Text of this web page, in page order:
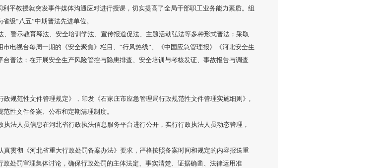
平教授就突发事件媒体沟通应对进行授课，切实提高了全局干部职工业务能力素质。组
级“八五”中期普法先进单位。
警示教育释法、安全培训学法、宣传报道促法、主题活动弘法等多种形式普法；采取
电视台每周一期的《安全聚焦》栏目、“行风热线”、《中国应急管理报》《河北安全生
普法；在开展安全生产风险管控与隐患排查、安全培训与考核发证、事故报告与调查
规范性文件管理规定》，印发《石家庄市应急管理局行政规范性文件管理实施细则》,
性文件备案、公布和定期清理制度。
法人员信息在河北省行政执法信息服务平台进行公开，实行行政执法人员动态管理，
贯彻《河北省重大行政处罚备案办法》要求，严格按照备案时间和规定的内容报送重
处罚审理集体讨论，确保行政处罚的主体法定、事实清楚、证据确凿、法律运用准